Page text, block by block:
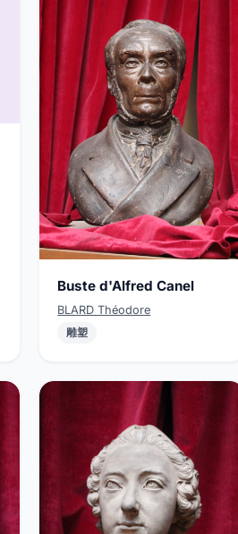
Buste d'Alfred Canel
BLARD Théodore
雕塑